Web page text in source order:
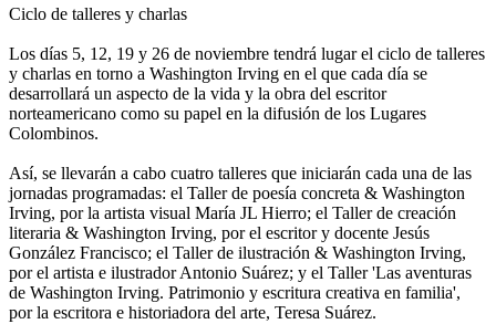
Ciclo de talleres y charlas
Los días 5, 12, 19 y 26 de noviembre tendrá lugar el ciclo de talleres
y charlas en torno a Washington Irving en el que cada día se
desarrollará un aspecto de la vida y la obra del escritor
norteamericano como su papel en la difusión de los Lugares
Colombinos.
Así, se llevarán a cabo cuatro talleres que iniciarán cada una de las
jornadas programadas: el Taller de poesía concreta & Washington
Irving, por la artista visual María JL Hierro; el Taller de creación
literaria & Washington Irving, por el escritor y docente Jesús
González Francisco; el Taller de ilustración & Washington Irving,
por el artista e ilustrador Antonio Suárez; y el Taller 'Las aventuras
de Washington Irving. Patrimonio y escritura creativa en familia',
por la escritora e historiadora del arte, Teresa Suárez.